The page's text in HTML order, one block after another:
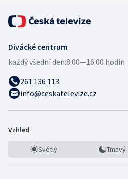
Divácké centrum
každý všední den:8:00—16:00 hodin
261 136 113
info@ceskatelevize.cz
Vzhled
Světlý Tmavý